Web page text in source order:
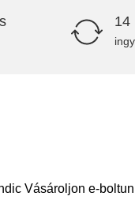
14
Vásároljon e-